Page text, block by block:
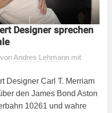
Designer sprechen
vonAndres Lehmann mit
Designer Carl T. Merriam
den James Bond Aston
10261 und wahre